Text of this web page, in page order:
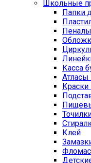
Школьные
Папки
Пеналы
Касса
Атласы
Краски
Клей